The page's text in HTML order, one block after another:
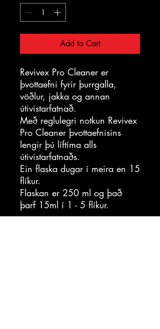
Add to Cart
Revivex Pro Cleaner er
þvottaefni fyrir þurrgalla,
vöðlur, jakka og annan
útivistarfatnað.
Með reglulegri notkun Revivex
Pro Cleaner þvottaefnisins
lengir þú líftíma alls
útivistarfatnaðs.
Ein flaska dugar í meira en 15
flíkur.
Flaskan er 250 ml og það
þarf 15ml í 1 - 5 flíkur.